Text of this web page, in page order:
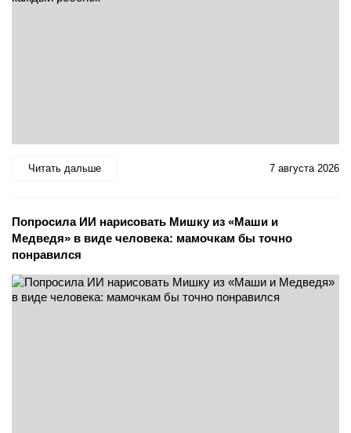
Читать дальше 7 августа 2026
Попросила ИИ нарисовать Мишку из «Маши и
Медведя» в виде человека: мамочкам бы точно
понравился